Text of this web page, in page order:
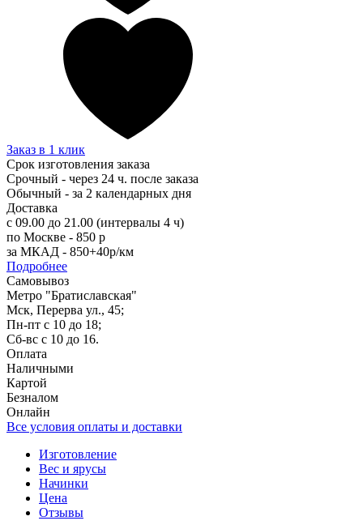
Заказ в 1 клик
Срок изготовления заказа
Срочный - через 24 ч. после заказа
Обычный - за 2 календарных дня
Доставка
с 09.00 до 21.00 (интервалы 4 ч)
по Москве - 850 р
за МКАД - 850+40р/км
Подробнее
Самовывоз
Метро "Братиславская"
Мск, Перерва ул., 45;
Пн-пт с 10 до 18;
Сб-вс с 10 до 16.
Оплата
Наличными
Картой
Безналом
Онлайн
Все условия оплаты и доставки
Изготовление
Вес и ярусы
Начинки
Цена
Отзывы